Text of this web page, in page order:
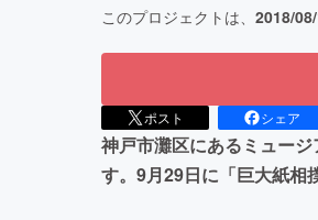
このプロジェクトは、 2018/
ポスト シェア
神戸市灘区にあるミュー
す。9月29日に「巨大紙相